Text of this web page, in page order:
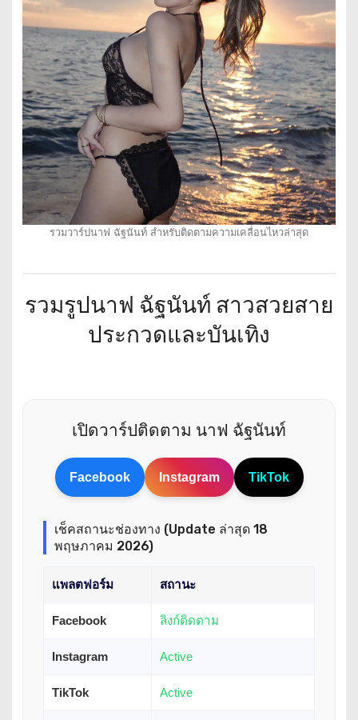
รวมวาร์ปนาฟ ฉัฐนันท์ สำหรับติดตามความเคลื่อนไหวล่าสุด
รวมรูปนาฟ ฉัฐนันท์ สาวสวยสาย
ประกวดและบันเทิง
เปิดวาร์ปติดตาม นาฟ ฉัฐนันท์
Facebook Instagram TikTok
เช็คสถานะช่องทาง (Update ล่าสุด 18
พฤษภาคม 2026)
แพลตฟอร์ม สถานะ
Facebook ลิงก์ติดตาม
Instagram Active
TikTok Active